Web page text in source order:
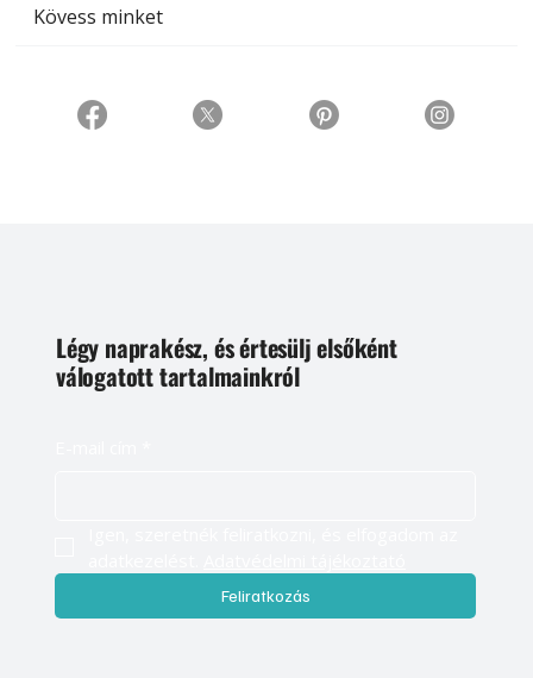
Kövess minket
Légy naprakész, és értesülj elsőként
válogatott tartalmainkról
Feliratkozás